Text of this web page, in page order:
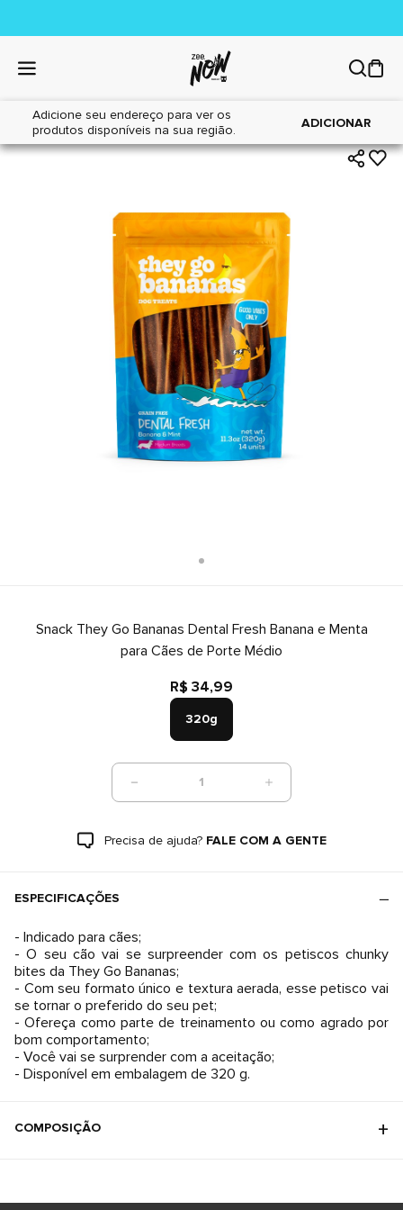
Adicione seu endereço para ver os
produtos disponíveis na sua região.
ADICIONAR
Home|Cães|Petiscos
Snack They Go Bananas Dental Fresh Banana e Menta
para Cães de Porte Médio
R$ 34,99
320g
1
Precisa de ajuda? FALE COM A GENTE
ESPECIFICAÇÕES
- Indicado para cães;
- O seu cão vai se surpreender com os petiscos chunky
bites da They Go Bananas;
- Com seu formato único e textura aerada, esse petisco vai
se tornar o preferido do seu pet;
- Ofereça como parte de treinamento ou como agrado por
bom comportamento;
- Você vai se surprender com a aceitação;
- Disponível em embalagem de 320 g.
COMPOSIÇÃO